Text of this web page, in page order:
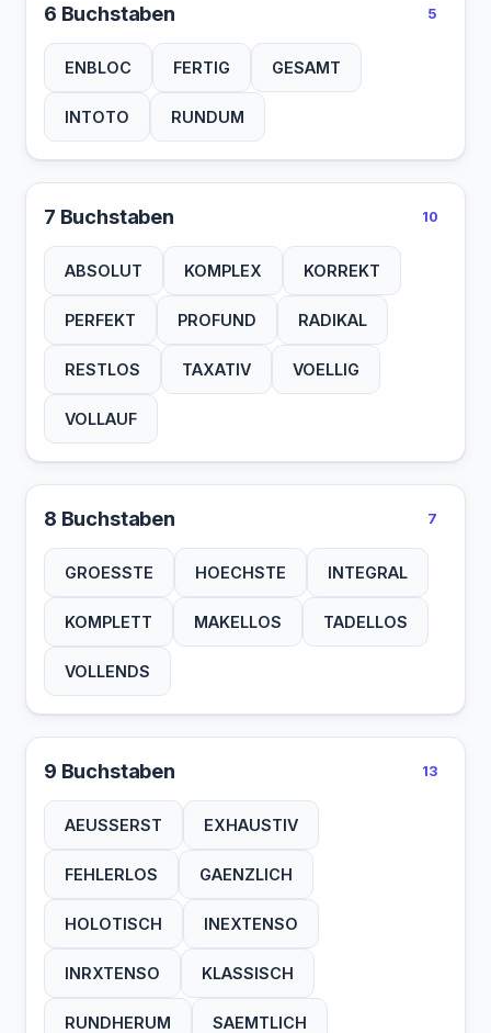
6 Buchstaben 5
ENBLOC FERTIG GESAMT
INTOTO RUNDUM
7 Buchstaben 10
ABSOLUT KOMPLEX KORREKT
PERFEKT PROFUND RADIKAL
RESTLOS TAXATIV VOELLIG
VOLLAUF
8 Buchstaben 7
GROESSTE HOECHSTE INTEGRAL
KOMPLETT MAKELLOS TADELLOS
VOLLENDS
9 Buchstaben 13
AEUSSERST EXHAUSTIV
FEHLERLOS GAENZLICH
HOLOTISCH INEXTENSO
INRXTENSO KLASSISCH
RUNDHERUM SAEMTLICH